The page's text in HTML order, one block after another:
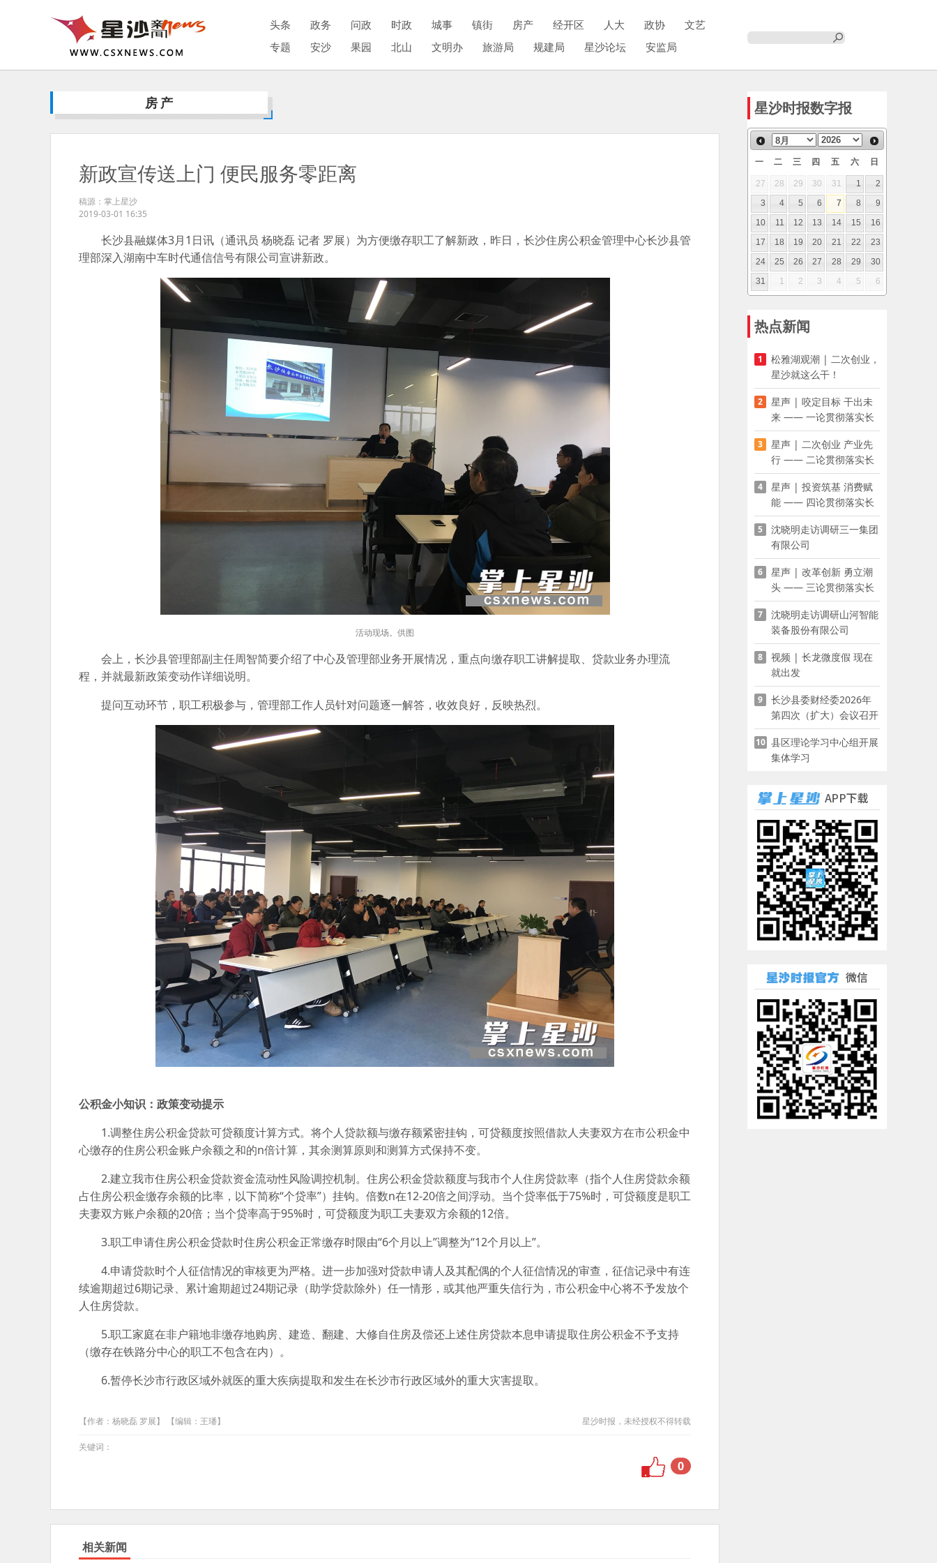
头条 政务 问政 时政 城事 镇街 房产 经开区 人大 政协
文艺
专题
安沙 果园 北山 文明办 旅游局 规建局 星沙论坛 安监局
房产
新政宣传送上门 便民服务零距离
稿源：掌上星沙
2019-03-01 16:35
长沙县融媒体3月1日讯（通讯员 杨晓磊 记者 罗展）为方便缴存职工了解新政，昨日，长沙住房公积金管理中心长沙县管
理部深入湖南中车时代通信信号有限公司宣讲新政。
活动现场。供图
会上，长沙县管理部副主任周智简要介绍了中心及管理部业务开展情况，重点向缴存职工讲解提取、贷款业务办理流
程，并就最新政策变动作详细说明。
提问互动环节，职工积极参与，管理部工作人员针对问题逐一解答，收效良好，反映热烈。
公积金小知识：政策变动提示
1.调整住房公积金贷款可贷额度计算方式。将个人贷款额与缴存额紧密挂钩，可贷额度按照借款人夫妻双方在市公积金中
心缴存的住房公积金账户余额之和的n倍计算，其余测算原则和测算方式保持不变。
2.建立我市住房公积金贷款资金流动性风险调控机制。住房公积金贷款额度与我市个人住房贷款率（指个人住房贷款余额
占住房公积金缴存余额的比率，以下简称“个贷率”）挂钩。倍数n在12-20倍之间浮动。当个贷率低于75%时，可贷额度是职工
夫妻双方账户余额的20倍；当个贷率高于95%时，可贷额度为职工夫妻双方余额的12倍。
3.职工申请住房公积金贷款时住房公积金正常缴存时限由“6个月以上”调整为“12个月以上”。
4.申请贷款时个人征信情况的审核更为严格。进一步加强对贷款申请人及其配偶的个人征信情况的审查，征信记录中有连
续逾期超过6期记录、累计逾期超过24期记录（助学贷款除外）任一情形，或其他严重失信行为，市公积金中心将不予发放个
人住房贷款。
5.职工家庭在非户籍地非缴存地购房、建造、翻建、大修自住房及偿还上述住房贷款本息申请提取住房公积金不予支持
（缴存在铁路分中心的职工不包含在内）。
6.暂停长沙市行政区域外就医的重大疾病提取和发生在长沙市行政区域外的重大灾害提取。
【作者：杨晓磊 罗展】 【编辑：王璠】 星沙时报，未经授权不得转载
关键词：
0
相关新闻
星沙时报数字报
一 二 三 四 五 六 日
27 28 29 30 31 1
2
3
4 5 6 7 8
9
10
11 12 13 14 15
16
17
18 19 20 21 22
23
24
25 26 27 28 29
30
31
1 2 3 4 5 6
热点新闻
1
松雅湖观潮 | 二次创业，
星沙就这么干！
2
星声 | 咬定目标 干出未
来 —— 一论贯彻落实长
沙县第十五次党代会精神
3
星声 | 二次创业 产业先
行 —— 二论贯彻落实长
沙县第十五次党代会精神
4
星声 | 投资筑基 消费赋
能 —— 四论贯彻落实长
沙县第十五次党代会精神
5
沈晓明走访调研三一集团
有限公司
6
星声 | 改革创新 勇立潮
头 —— 三论贯彻落实长
沙县第十五次党代会精神
7
沈晓明走访调研山河智能
装备股份有限公司
8
视频 | 长龙微度假 现在
就出发
9
长沙县委财经委2026年
第四次（扩大）会议召开
10 县区理论学习中心组开展
集体学习